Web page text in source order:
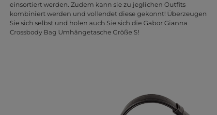
einsortiert werden. Zudem kann sie zu jeglichen Outfits
kombiniert werden und vollendet diese gekonnt! Überzeugen
Sie sich selbst und holen auch Sie sich die Gabor Gianna
Crossbody Bag Umhängetasche Größe S!